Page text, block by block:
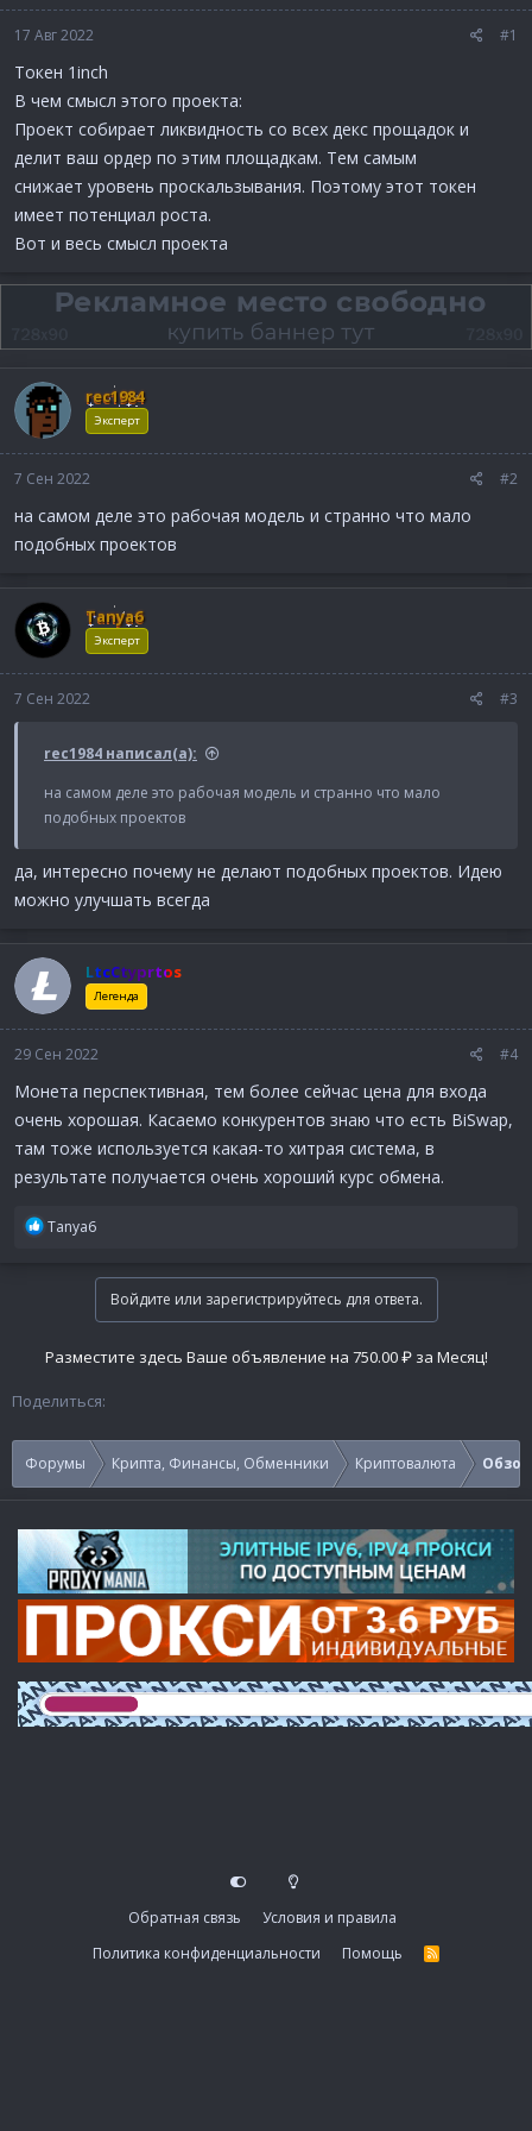
17 Авг 2022 #1
Токен 1inch
В чем смысл этого проекта:
Проект собирает ликвидность со всех декс прощадок и
делит ваш ордер по этим площадкам. Тем самым
снижает уровень проскальзывания. Поэтому этот токен
имеет потенциал роста.
Вот и весь смысл проекта
rec1984
Эксперт
7 Сен 2022 #2
на самом деле это рабочая модель и странно что мало
подобных проектов
Tanya6
Эксперт
7 Сен 2022 #3
rec1984 написал(а):
на самом деле это рабочая модель и странно что мало
подобных проектов
да, интересно почему не делают подобных проектов. Идею
можно улучшать всегда
LtcCtyprtos
Легенда
29 Сен 2022 #4
Монета перспективная, тем более сейчас цена для входа
очень хорошая. Касаемо конкурентов знаю что есть BiSwap,
там тоже используется какая-то хитрая система, в
результате получается очень хороший курс обмена.
Р
и
Tanya6
Войдите или зарегистрируйтесь для ответа.
Разместите здесь Ваше объявление на 750.00 ₽ за Месяц!
Поделиться:
Форумы Крипта, Финансы, Обменники Криптовалюта
Обратная связь
Условия и правила
Политика конфиденциальности
Помощь
R